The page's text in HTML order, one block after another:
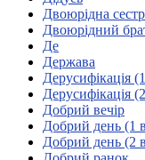
Молодіжні
Мережа
Рекорди
Видання
Звіти
Посилання
Контакти
Двоюрідна
Двоюрідний
Де
Держава
Дерусифікація
Дерусифікація
Добрий вечір
Добрий день (1
Добрий день (2